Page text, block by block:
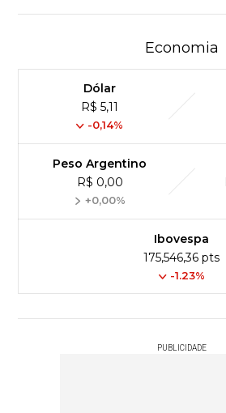
Economia
Dólar
R$ 5,11
-0,14%
Peso Argentino
R$ 0,00
+0,00%
Ibovespa
175,546,36 pts
-1.23%
PUBLICIDADE